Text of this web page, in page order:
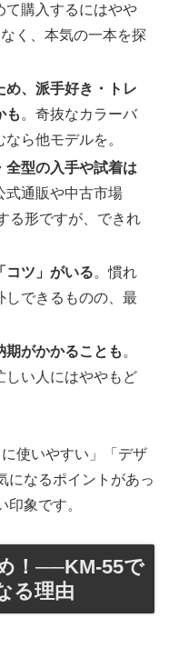
て購入するにはやや
く、本気の一本を探
め、派手好き・トレ
も 。奇抜なカラーバ
ら他モデルを。
全型の入手や試着は
式通販や中古市場
る形ですが、できれ
コツ」がいる。慣れ
しできるものの、最
期がかかることも 。
しい人にはややもど
使いやすい」「デザ
になるポイントがあっ
象です。
！──KM-55で
る理由